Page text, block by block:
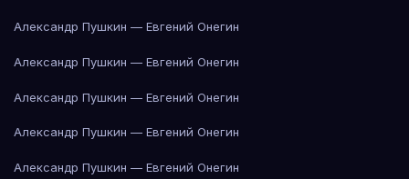
Александр Пушкин — Евгений Онегин
Александр Пушкин — Евгений Онегин
Александр Пушкин — Евгений Онегин
Александр Пушкин — Евгений Онегин
Александр Пушкин — Евгений Онегин